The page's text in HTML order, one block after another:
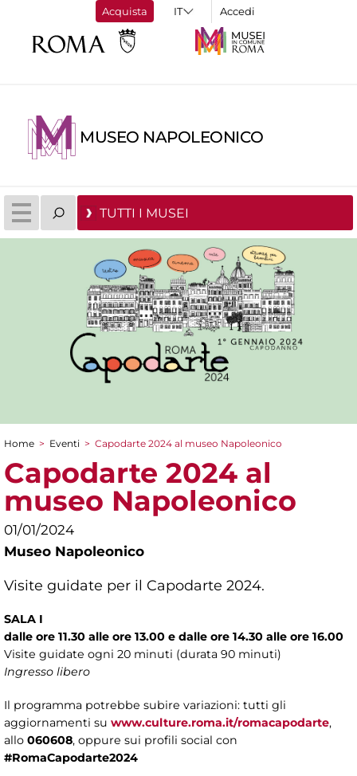
Acquista Accedi
MUSEO NAPOLEONICO
TUTTI I MUSEI
Tu sei qui
Home > Eventi > Capodarte 2024 al museo Napoleonico
Capodarte 2024 al
museo Napoleonico
01/01/2024
Museo Napoleonico
Visite guidate per il Capodarte 2024.
SALA I
dalle ore 11.30 alle ore 13.00 e dalle ore 14.30 alle ore 16.00
Visite guidate ogni 20 minuti (durata 90 minuti)
Ingresso libero
Il programma potrebbe subire variazioni: tutti gli
aggiornamenti su www.culture.roma.it/romacapodarte,
allo 060608, oppure sui profili social con
#RomaCapodarte2024